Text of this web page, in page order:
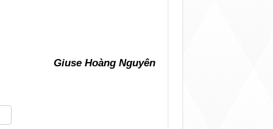
Giuse Hoàng Nguyên